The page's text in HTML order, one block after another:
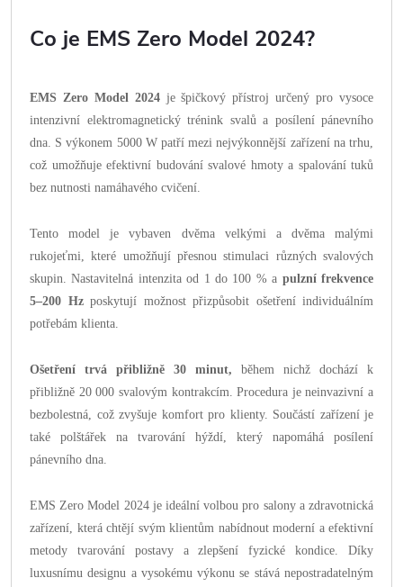
Co je EMS Zero Model 2024?
EMS Zero Model 2024je špičkový přístroj určený pro vysoce
intenzivní elektromagnetický trénink svalů a posílení pánevního
dna. S výkonem 5000 W patří mezi nejvýkonnější zařízení na trhu,
což umožňuje efektivní budování svalové hmoty a spalování tuků
bez nutnosti namáhavého cvičení.
Tento model je vybaven dvěma velkými a dvěma malými
rukojeťmi, které umožňují přesnou stimulaci různých svalových
skupin. Nastavitelná intenzita od 1 do 100 % a pulzní frekvence
5–200 Hzposkytují možnost přizpůsobit ošetření individuálním
potřebám klienta.
Ošetření trvá přibližně 30 minut, během nichž dochází k
přibližně 20 000 svalovým kontrakcím. Procedura je neinvazivní a
bezbolestná, což zvyšuje komfort pro klienty. Součástí zařízení je
také polštářek na tvarování hýždí, který napomáhá posílení
pánevního dna.
EMS Zero Model 2024 je ideální volbou pro salony a zdravotnická
zařízení, která chtějí svým klientům nabídnout moderní a efektivní
metody tvarování postavy a zlepšení fyzické kondice. Díky
luxusnímu designu a vysokému výkonu se stává nepostradatelným